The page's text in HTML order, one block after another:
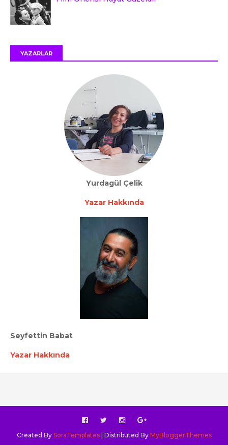
YAZARLAR
Yurdagül Çelik
Yazar Hakkında
Seyfettin Babat
Yazar Hakkında
Created By SoraTemplates| Distributed By MyBloggerThemes